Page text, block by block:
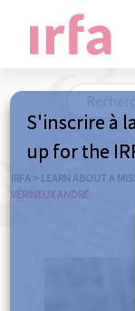
IRFA > LEARN ABOUT A
VÉRINEUX ANDRÉ
S'inscrire à
up for the